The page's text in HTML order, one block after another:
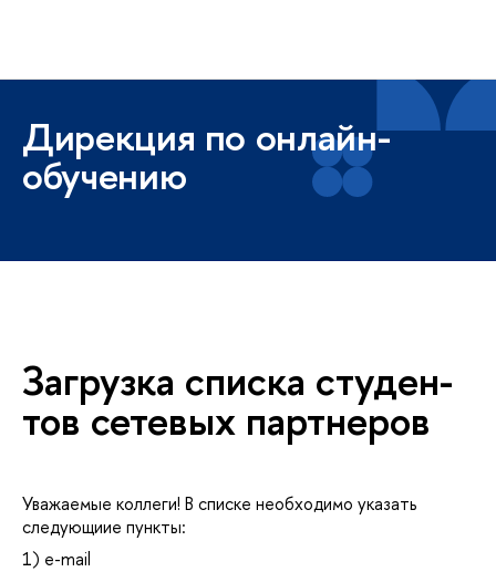
Дирекция по онлайн-
обучению
За­груз­ка спис­ка сту­ден­
тов се­те­вых парт­не­ро
Уважаемые коллеги! В списке необходимо указать
следующиие пункты:
1) e-mail